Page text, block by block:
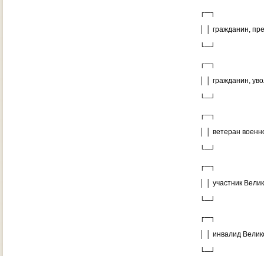
┌─┐
│ │ гражданин,
└─┘
┌─┐
│ │ гражданин,
└─┘
┌─┐
│ │ ветеран
└─┘
┌─┐
│ │ участник
└─┘
┌─┐
│ │ инвалид
└─┘